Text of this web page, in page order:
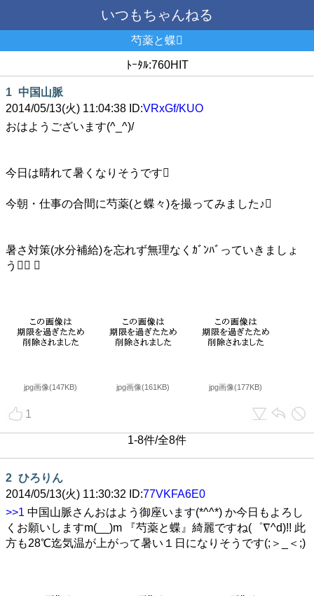
いつもちゃんねる
芍薬と蝶
ﾄｰﾀﾙ:760HIT
1 中国山脈
2014/05/13(火) 11:04:38 ID:VRxGf/KUO
おはようございます(^_^)/
今日は晴れて暑くなりそうです
今朝・仕事の合間に芍薬(と蝶々)を撮ってみました♪
暑さ対策(水分補給)を忘れず無理なくｶﾞﾝﾊﾞっていきましょ
う 
jpg画像(147KB) jpg画像(161KB) jpg画像(177KB)
1
1-8件/全8件
2 ひろりん
2014/05/13(火) 11:30:32 ID:77VKFA6E0
>>1 中国山脈さんおはよう御座います(*^^*) か今日もよろし
くお願いしますm(__)m 『芍薬と蝶』綺麗ですね(゜∇^d)!! 此
方も28℃迄気温が上がって暑い１日になりそうです(;＞_＜;)